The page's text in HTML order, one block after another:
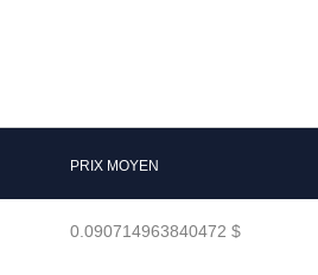
PRIX MOYEN
0.090714963840472 $